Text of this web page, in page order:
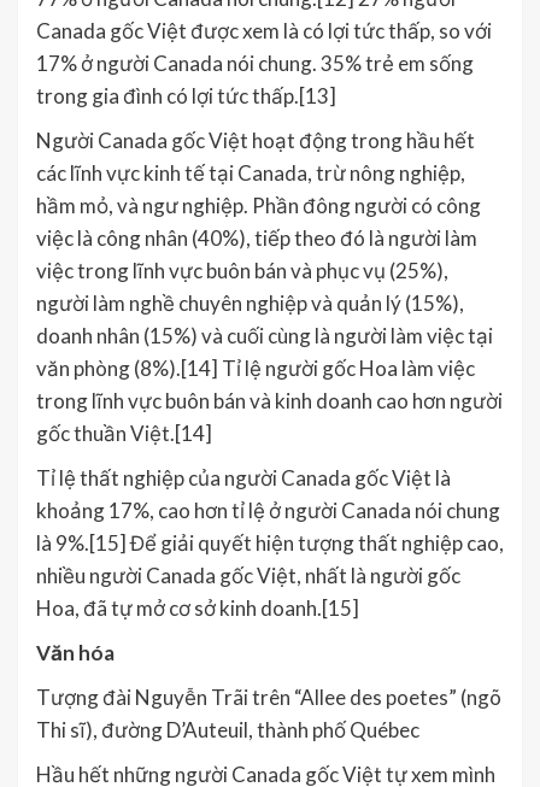
Canada gốc Việt được xem là có lợi tức thấp, so với
17% ở người Canada nói chung. 35% trẻ em sống
trong gia đình có lợi tức thấp.[13]
Người Canada gốc Việt hoạt động trong hầu hết
các lĩnh vực kinh tế tại Canada, trừ nông nghiệp,
hầm mỏ, và ngư nghiệp. Phần đông người có công
việc là công nhân (40%), tiếp theo đó là người làm
việc trong lĩnh vực buôn bán và phục vụ (25%),
người làm nghề chuyên nghiệp và quản lý (15%),
doanh nhân (15%) và cuối cùng là người làm việc tại
văn phòng (8%).[14] Tỉ lệ người gốc Hoa làm việc
trong lĩnh vực buôn bán và kinh doanh cao hơn người
gốc thuần Việt.[14]
Tỉ lệ thất nghiệp của người Canada gốc Việt là
khoảng 17%, cao hơn tỉ lệ ở người Canada nói chung
là 9%.[15] Để giải quyết hiện tượng thất nghiệp cao,
nhiều người Canada gốc Việt, nhất là người gốc
Hoa, đã tự mở cơ sở kinh doanh.[15]
Văn hóa
Tượng đài Nguyễn Trãi trên “Allee des poetes” (ngõ
Thi sĩ), đường D’Auteuil, thành phố Québec
Hầu hết những người Canada gốc Việt tự xem mình